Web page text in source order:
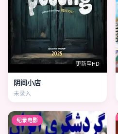
更新至HD
阴间小店
未录入
纪录电影